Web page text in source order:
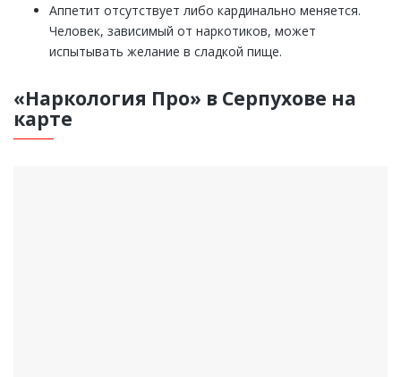
Аппетит отсутствует либо кардинально меняется.
Человек, зависимый от наркотиков, может
испытывать желание в сладкой пище.
«Наркология Про» в Серпухове на
карте